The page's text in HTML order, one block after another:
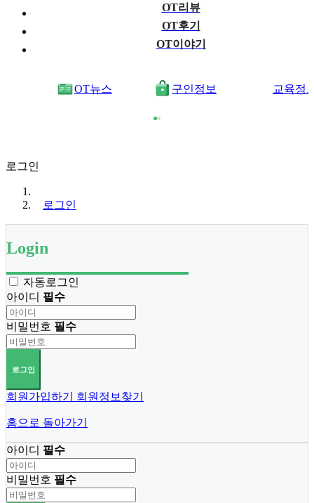
OT리뷰
OT후기
OT이야기
OT뉴스 구인정보 교육정
로그인
로그인
Login
자동로그인
아이디 필수
비밀번호 필수
로그인
회원가입하기 회원정보찾기
홈으로 돌아가기
아이디 필수
비밀번호 필수